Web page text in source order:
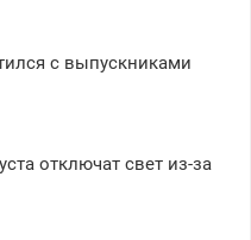
с выпускниками
отключат свет из-за